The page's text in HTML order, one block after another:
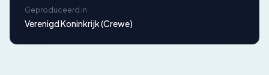
Geproduceerd in
Verenigd Koninkrijk (Crewe)